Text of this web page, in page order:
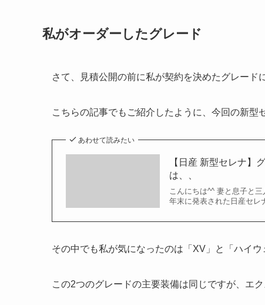
私がオーダーしたグレード
さて、見積公開の前に私が契約を決めたグレード
こちらの記事でもご紹介したように、今回の新型
あわせて読みたい
【日産 新型セレナ】
は、、
こんにちは^^ 妻と息子と
年末に発表された日産セレ
その中でも私が気になったのは「XV」と「ハイウ
この2つのグレードの主要装備は同じですが、エ